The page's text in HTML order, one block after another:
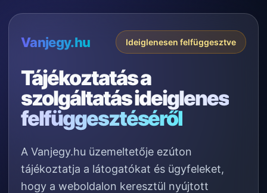
Vanjegy.hu Ideiglenesen felfüggesztve
Tájékoztatás a
szolgáltatásideiglenes
felfüggesztéséről
A Vanjegy.hu üzemeltetője ezúton
tájékoztatja a látogatókat és ügyfeleket,
hogy a weboldalon keresztül nyújtott